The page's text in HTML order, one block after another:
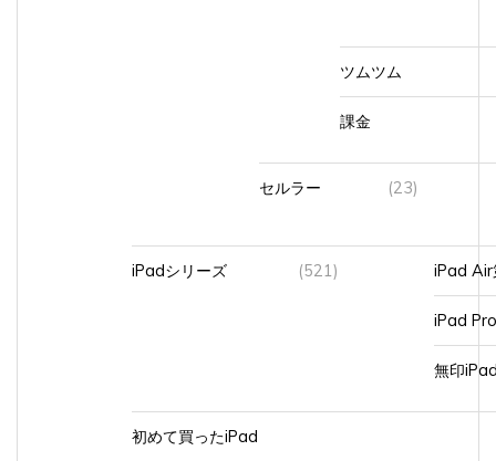
ツムツム
課金
セルラー (23)
iPadシリーズ (521) iPad Air
iPad Pro
無印
初めて買ったiPad